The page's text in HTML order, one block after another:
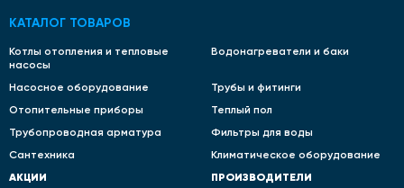
КАТАЛОГ ТОВАРОВ
Котлы отопления и тепловые
насосы
Водонагреватели и баки
Насосное оборудование
Трубы и фитинги
Отопительные приборы
Теплый пол
Трубопроводная арматура
Фильтры для воды
Сантехника
Климатическое оборудование
АКЦИИ ПРОИЗВОДИТЕЛИ